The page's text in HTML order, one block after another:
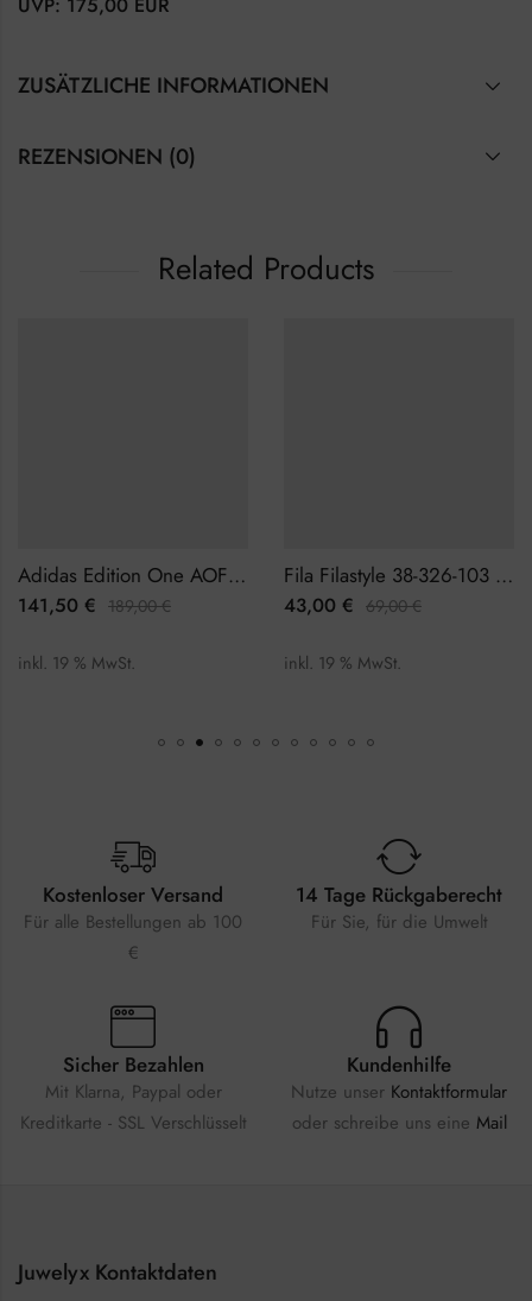
UVP: 175,00 EUR
ZUSÄTZLICHE INFORMATIONEN
REZENSIONEN (0)
Related Products
Adidas Edition One AOFH22007 Herrenuhr Chronograph
141,50 € 189,00€
inkl. 19 % MwSt.
Fila Filastyle 38-326-103 Herrenuhr
43,00 € 69,00€
inkl. 19 % MwSt.
Kostenloser Versand
Für alle Bestellungen ab 100
€
14 Tage Rückgaberecht
Für Sie, für die Umwelt
Sicher Bezahlen
Mit Klarna, Paypal oder
Kreditkarte - SSL Verschlüsselt
Kundenhilfe
Nutze unser Kontaktformular
oder schreibe uns eine Mail
Juwelyx Kontaktdaten